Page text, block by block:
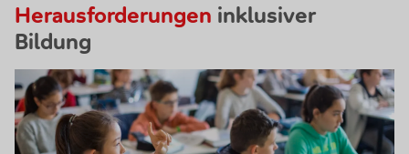
Herausforderungen inklusiver
Bildung